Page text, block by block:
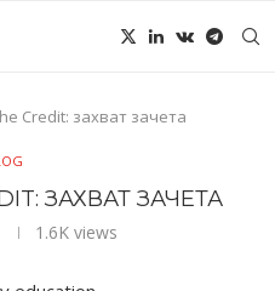
Сredit: захват зачета
ЗАХВАТ ЗАЧЕТА
1.6Kviews